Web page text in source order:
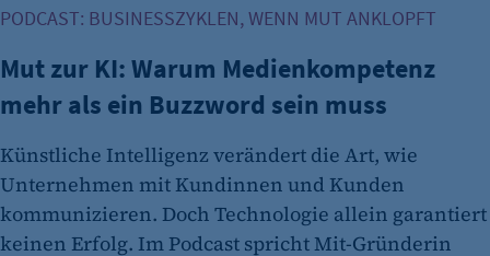
Cookie Laufzeit:
etracker Analytics
isSdEnabled
Anbieter:
etracker GmbH
PODCAST: BUSINESSZYKLEN, WENN MUT ANKLOPFT
Mut zur KI: Warum Medienkompetenz
mehr als ein Buzzword sein muss
Künstliche Intelligenz verändert die Art, wie
Unternehmen mit Kundinnen und Kunden
kommunizieren. Doch Technologie allein garantiert
keinen Erfolg. Im Podcast spricht Mit-Gründerin